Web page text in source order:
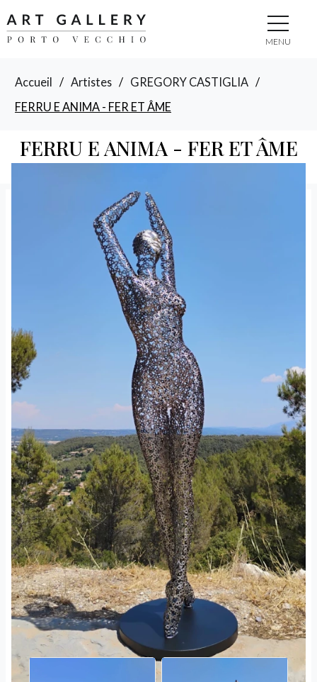
MENU
Accueil / Artistes / GREGORY CASTIGLIA /
FERRU E ANIMA - FER ET ÂME
FERRU E ANIMA - FER ET ÂME
GREGORY CASTIGLIA